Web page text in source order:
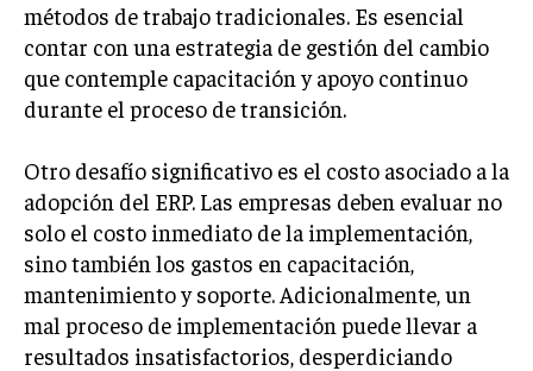
métodos de trabajo tradicionales. Es esencial
contar con una estrategia de gestión del cambio
que contemple capacitación y apoyo continuo
durante el proceso de transición.
Otro desafío significativo es el costo asociado a la
adopción del ERP. Las empresas deben evaluar no
solo el costo inmediato de la implementación,
sino también los gastos en capacitación,
mantenimiento y soporte. Adicionalmente, un
mal proceso de implementación puede llevar a
resultados insatisfactorios, desperdiciando